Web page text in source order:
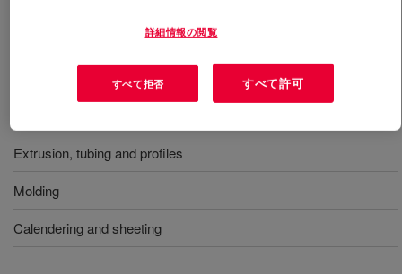
し、カレンダリングやシーティングがあり、食品接触に
Extrusion, tubing and profiles
Molding
Calendering and sheeting
詳細情報の閲覧
すべて拒否 すべて許可